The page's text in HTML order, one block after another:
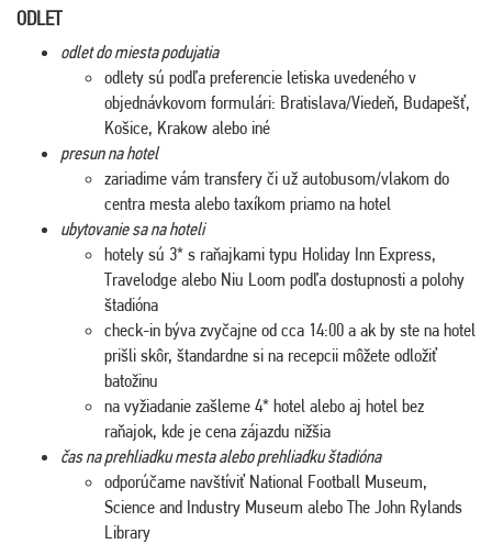
ODLET
odlet do miesta podujatia
odlety sú podľa preferencie letiska uvedeného v
objednávkovom formulári: Bratislava/Viedeň, Budapešť,
Košice, Krakow alebo iné
presun na hotel
zariadime vám transfery či už autobusom/vlakom do
centra mesta alebo taxíkom priamo na hotel
ubytovanie sa na hoteli
hotely sú 3* s raňajkami typu Holiday Inn Express,
Travelodge alebo Niu Loom podľa dostupnosti a polohy
štadióna
check-in býva zvyčajne od cca 14:00 a ak by ste na hotel
prišli skôr, štandardne si na recepcii môžete odložiť
batožinu
na vyžiadanie zašleme 4* hotel alebo aj hotel bez
raňajok, kde je cena zájazdu nižšia
čas na prehliadku mesta alebo prehliadku štadióna
odporúčame navštíviť National Football Museum,
Science and Industry Museum alebo The John Rylands
Library